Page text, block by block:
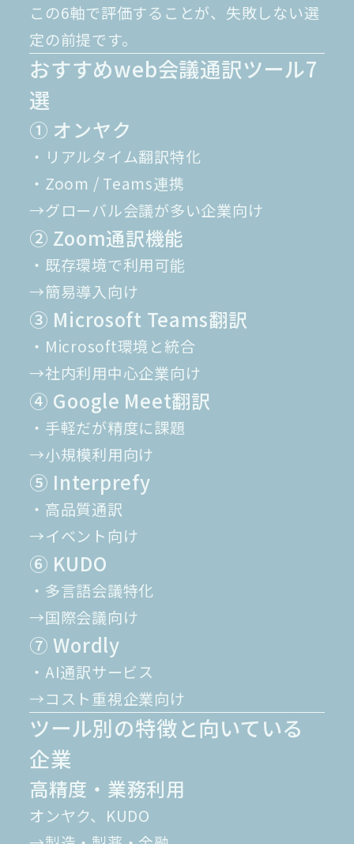
この6軸で評価することが、失敗しない選
定の前提です。
おすすめweb会議通訳ツール7
選
① オンヤク
・リアルタイム翻訳特化
・Zoom / Teams連携
→グローバル会議が多い企業向け
② Zoom通訳機能
・既存環境で利用可能
→簡易導入向け
③ Microsoft Teams翻訳
・Microsoft環境と統合
→社内利用中心企業向け
④ Google Meet翻訳
・手軽だが精度に課題
→小規模利用向け
⑤ Interprefy
・高品質通訳
→イベント向け
⑥ KUDO
・多言語会議特化
→国際会議向け
⑦ Wordly
・AI通訳サービス
→コスト重視企業向け
ツール別の特徴と向いている
企業
高精度・業務利用
オンヤク、KUDO